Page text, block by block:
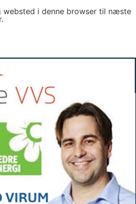
websted i denne browser til næste